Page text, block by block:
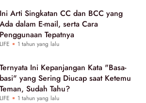
Ini Arti Singkatan CC dan BCC yang
Ada dalam E-mail, serta Cara
Penggunaan Tepatnya
LIFE 1 tahun yang lalu
Ternyata Ini Kepanjangan Kata "Basa-
basi" yang Sering Diucap saat Ketemu
Teman, Sudah Tahu?
LIFE 1 tahun yang lalu